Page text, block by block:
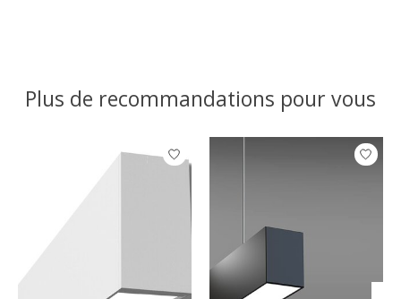
Plus de recommandations pour vous
Articles du carrousel de produits